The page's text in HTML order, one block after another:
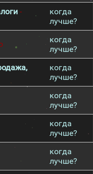
-
когда
лучше?
когда
лучше?
когда
лучше?
когда
лучше?
когда
лучше?
когда
лучше?